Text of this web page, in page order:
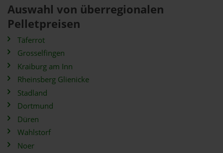
Auswahl von überregionalen
Pelletpreisen
Täferrot
Grosselfingen
Kraiburg am Inn
Rheinsberg Glienicke
Stadland
Dortmund
Düren
Wahlstorf
Noer